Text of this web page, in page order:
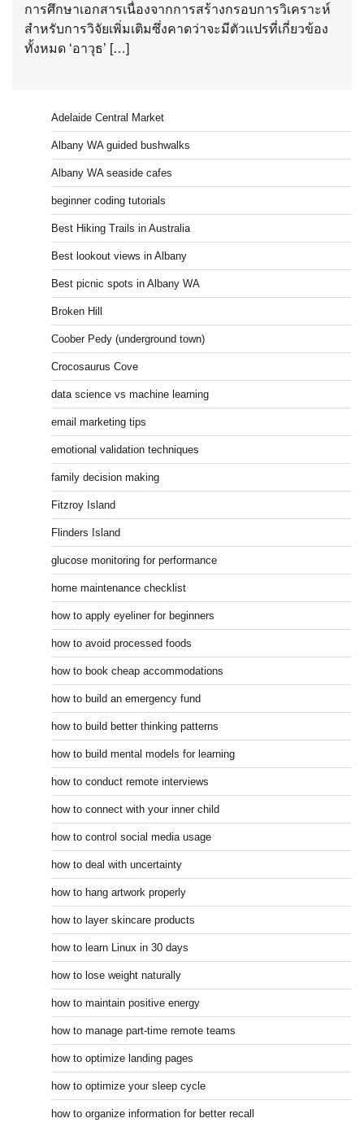
การศึกษาเอกสารเนื่องจากการสร้างกรอบการวิเคราะห์
สำหรับการวิจัยเพิ่มเติมซึ่งคาดว่าจะมีตัวแปรที่เกี่ยวข้อง
ทั้งหมด ‘อาวุธ’ […]
Adelaide Central Market
Albany WA guided bushwalks
Albany WA seaside cafes
beginner coding tutorials
Best Hiking Trails in Australia
Best lookout views in Albany
Best picnic spots in Albany WA
Broken Hill
Coober Pedy (underground town)
Crocosaurus Cove
data science vs machine learning
email marketing tips
emotional validation techniques
family decision making
Fitzroy Island
Flinders Island
glucose monitoring for performance
home maintenance checklist
how to apply eyeliner for beginners
how to avoid processed foods
how to book cheap accommodations
how to build an emergency fund
how to build better thinking patterns
how to build mental models for learning
how to conduct remote interviews
how to connect with your inner child
how to control social media usage
how to deal with uncertainty
how to hang artwork properly
how to layer skincare products
how to learn Linux in 30 days
how to lose weight naturally
how to maintain positive energy
how to manage part-time remote teams
how to optimize landing pages
how to optimize your sleep cycle
how to organize information for better recall